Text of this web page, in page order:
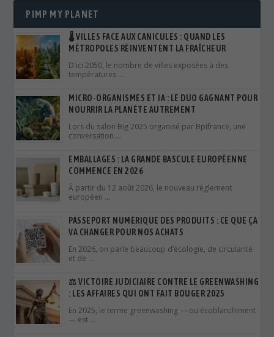
PIMP MY PLANET
🌡️ VILLES FACE AUX CANICULES : QUAND LES
MÉTROPOLES RÉINVENTENT LA FRAÎCHEUR
D'ici 2050, le nombre de villes exposées à des
températures …
MICRO-ORGANISMES ET IA : LE DUO GAGNANT POUR
NOURRIR LA PLANÈTE AUTREMENT
Lors du salon Big 2025 organisé par Bpifrance, une
conversation …
EMBALLAGES : LA GRANDE BASCULE EUROPÉENNE
COMMENCE EN 2026
À partir du 12 août 2026, le nouveau règlement
européen …
PASSEPORT NUMÉRIQUE DES PRODUITS : CE QUE ÇA
VA CHANGER POUR NOS ACHATS
En 2026, on parle beaucoup d’écologie, de circularité
et de …
⚖️ VICTOIRE JUDICIAIRE CONTRE LE GREENWASHING
: LES AFFAIRES QUI ONT FAIT BOUGER 2025
En 2025, le terme greenwashing — ou écoblanchiment
— est …